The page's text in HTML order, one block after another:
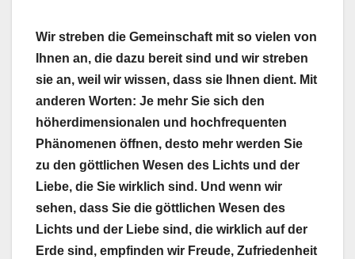
Wir streben die Gemeinschaft mit so vielen von
Ihnen an, die dazu bereit sind und wir streben
sie an, weil wir wissen, dass sie Ihnen dient. Mit
anderen Worten: Je mehr Sie sich den
höherdimensionalen und hochfrequenten
Phänomenen öffnen, desto mehr werden Sie
zu den göttlichen Wesen des Lichts und der
Liebe, die Sie wirklich sind. Und wenn wir
sehen, dass Sie die göttlichen Wesen des
Lichts und der Liebe sind, die wirklich auf der
Erde sind, empfinden wir Freude, Zufriedenheit